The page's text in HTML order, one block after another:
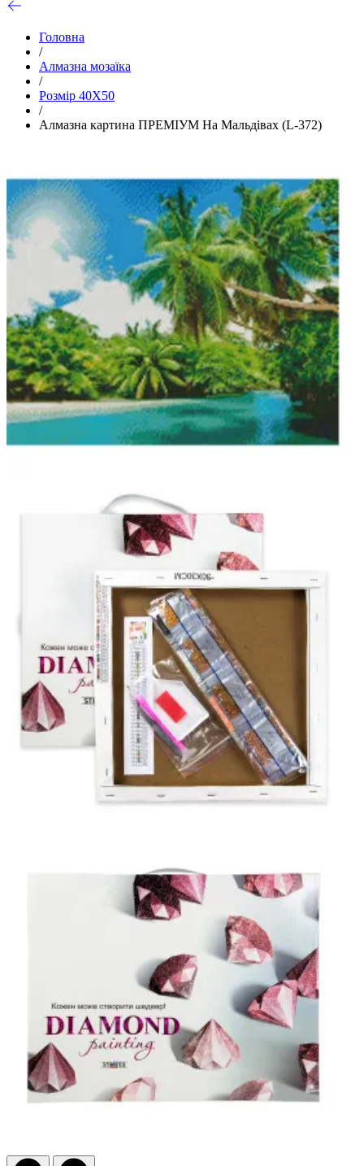
Головна
/
Алмазна мозаїка
/
Розмір 40Х50
/
Алмазна картина ПРЕМІУМ На Мальдівах (L-372)